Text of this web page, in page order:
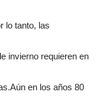
lo tanto, las
invierno requieren en
en los años 80